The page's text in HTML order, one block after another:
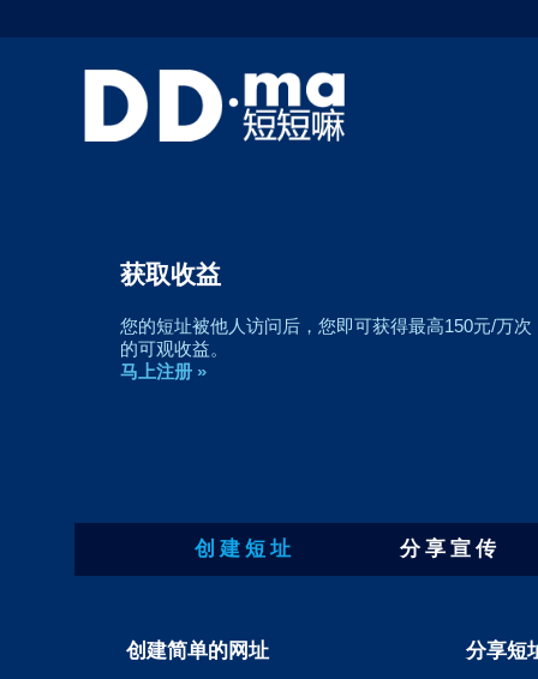
获取收益
您的短址被他人访问后，您即可获得最高150元/万次
的可观收益。
马上注册 »
创 建 短 址 分 享 宣 传